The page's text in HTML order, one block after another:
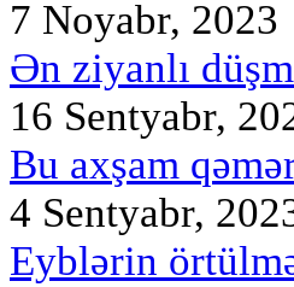
7 Noyabr, 2023
Ən ziyanlı
16 Sentyabr,
Bu axşam
4 Sentyabr,
Eyblərin